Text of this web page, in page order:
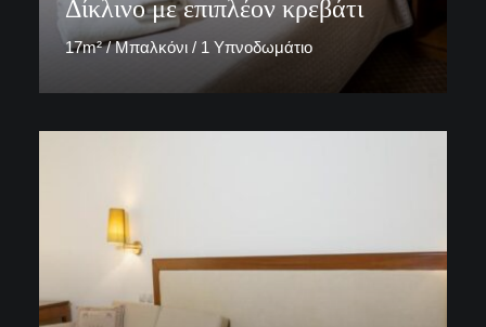
Δίκλινο με επιπλέον κρεβάτι
17m² / Μπαλκόνι / 1 Υπνοδωμάτιο